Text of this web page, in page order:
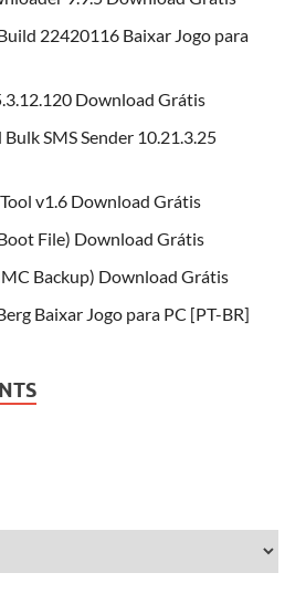
22420116 Baixar Jogo para
Download Grátis
SMS Sender 10.21.3.25
v1.6 Download Grátis
File) Download Grátis
Backup) Download Grátis
Baixar Jogo para PC [PT-BR]